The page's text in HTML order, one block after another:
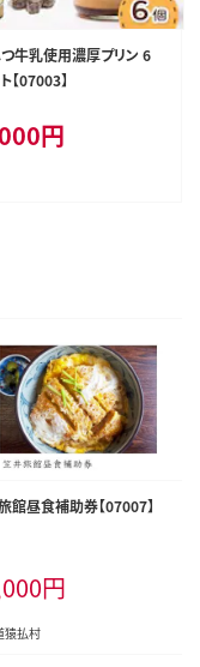
牛乳使用濃厚プリン 6
【07003】
円
館昼食補助券【07007】
円
猿払村